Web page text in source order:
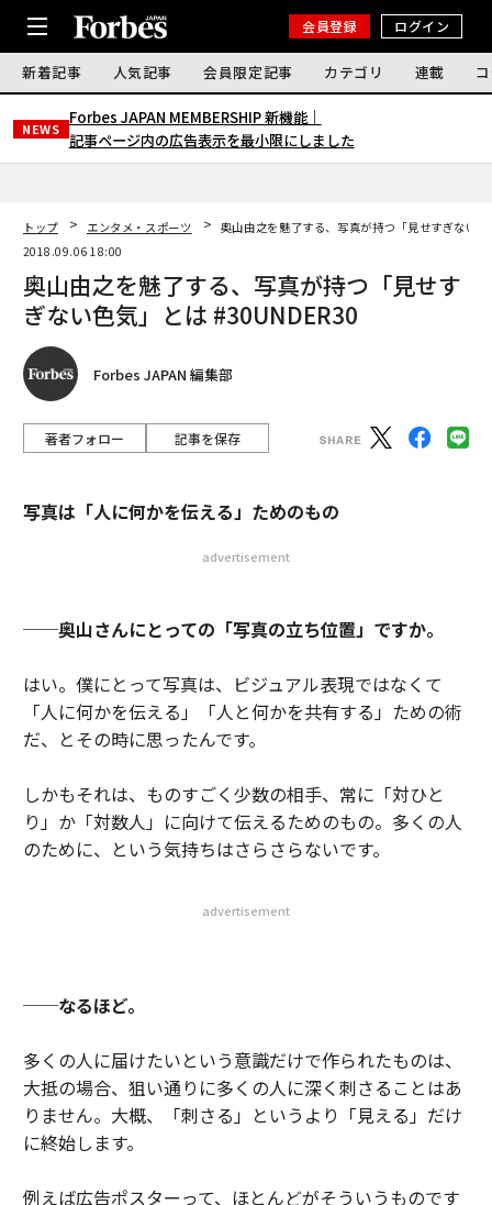
会員登録 ログイン
新着記事 人気記事 会員限定記事 カテゴリ 連載
NEWS
Forbes JAPAN MEMBERSHIP 新機能｜
記事ページ内の広告表示を最小限にしました
トップ エンタメ・スポーツ
奥山由之を魅了する、写真が持つ「見せすぎない
2018.09.06 18:00
奥山由之を魅了する、写真が持つ「見せす
ぎない色気」とは #30UNDER30
Forbes JAPAN 編集部
著者フォロー 記事を保存
写真は「人に何かを伝える」ためのもの
advertisement
──奥山さんにとっての「写真の立ち位置」ですか。
はい。僕にとって写真は、ビジュアル表現ではなくて
「人に何かを伝える」「人と何かを共有する」ための術
だ、とその時に思ったんです。
しかもそれは、ものすごく少数の相手、常に「対ひと
り」か「対数人」に向けて伝えるためのもの。多くの人
のために、という気持ちはさらさらないです。
advertisement
──なるほど。
多くの人に届けたいという意識だけで作られたものは、
大抵の場合、狙い通りに多くの人に深く刺さることはあ
りません。大概、「刺さる」というより「見える」だけ
に終始します。
例えば広告ポスターって、ほとんどがそういうものです